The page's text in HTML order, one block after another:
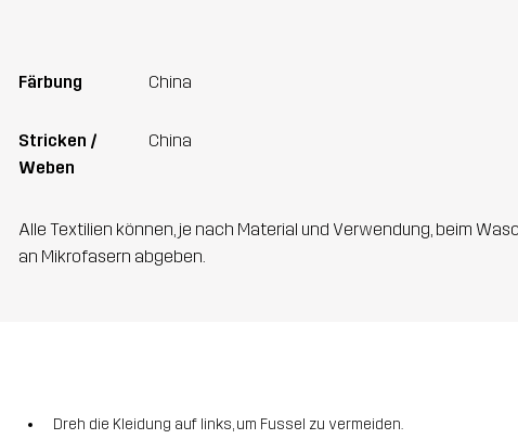
Färbung China
Stricken /
Weben
China
Alle Textilien können, je nach Material und Verwendung, beim
an Mikrofasern abgeben.
Dreh die Kleidung auf links, um Fussel zu vermeiden.